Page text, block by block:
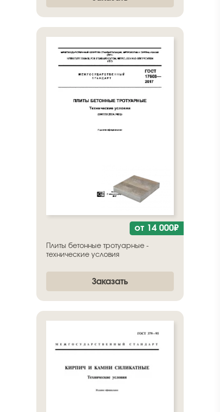
от 14 000₽
Плиты бетонные тротуарные -
технические условия
Заказать